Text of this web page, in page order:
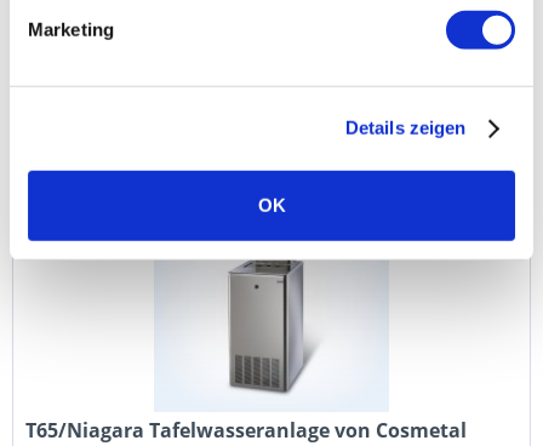
Marketing
Details zeigen
OK
Trinkbrunnen Edelstahl LZSTL8WSS2K von Elkay
International für Schulen können Sie online auf
T65/Niagara Tafelwasseranlage von Cosmetal